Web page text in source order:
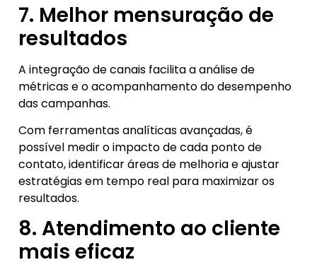
7. Melhor mensuração de
resultados
A integração de canais facilita a análise de
métricas e o acompanhamento do desempenho
das campanhas.
Com ferramentas analíticas avançadas, é
possível medir o impacto de cada ponto de
contato, identificar áreas de melhoria e ajustar
estratégias em tempo real para maximizar os
resultados.
8. Atendimento ao cliente
mais eficaz